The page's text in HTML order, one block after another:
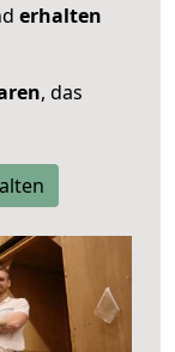
erhalten
, das